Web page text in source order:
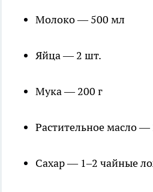
Молоко — 500 мл
Яйца — 2 шт.
Мука — 200 г
Растительное масло
Сахар — 1–2 чайные